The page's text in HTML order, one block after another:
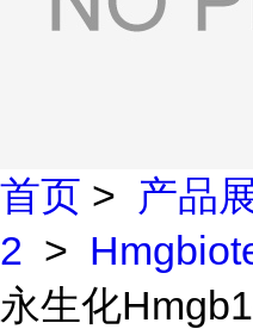
首页 > 产品
2 >
永生化